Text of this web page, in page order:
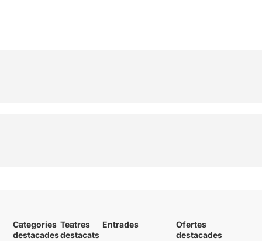
Categories
destacades
Teatres
destacats
Entrades
Ofertes
destacades